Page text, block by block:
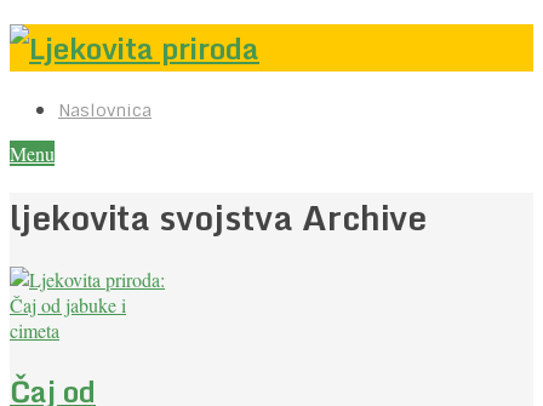
Naslovnica
Menu
ljekovita svojstva Archive
Čaj od